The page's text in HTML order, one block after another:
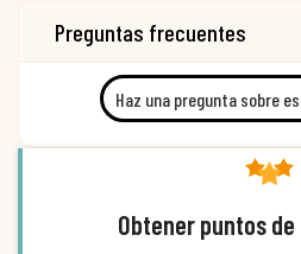
Preguntas frecuentes
Haz una pregunta sobre
Obtener puntos